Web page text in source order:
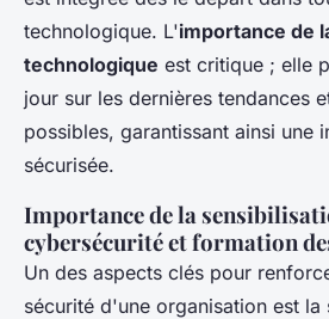
technologique. L'importance de
technologique est critique ; elle
jour sur les dernières tendances
possibles, garantissant ainsi une
sécurisée.
Importance de la
cybersécurité et formation
Un des aspects clés pour
sécurité d'une organisation est la